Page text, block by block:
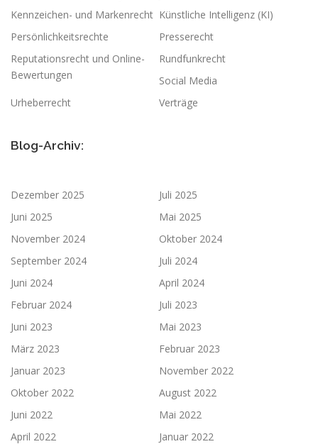
Kennzeichen- und Markenrecht Künstliche Intelligenz (KI)
Persönlichkeitsrechte
Presserecht
Reputationsrecht und Online-
Bewertungen
Rundfunkrecht
Social Media
Urheberrecht
Verträge
Blog-Archiv:
Dezember 2025
Juli 2025
Juni 2025
Mai 2025
November 2024
Oktober 2024
September 2024
Juli 2024
Juni 2024
April 2024
Februar 2024
Juli 2023
Juni 2023
Mai 2023
März 2023
Februar 2023
Januar 2023
November 2022
Oktober 2022
August 2022
Juni 2022
Mai 2022
April 2022
Januar 2022